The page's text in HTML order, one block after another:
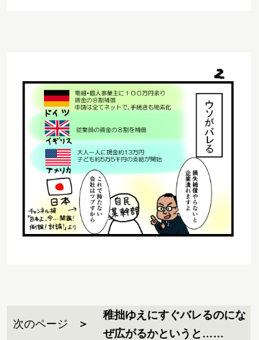
次のページ
稚拙ゆえにすぐバレるのにな
ぜ広がるかというと……